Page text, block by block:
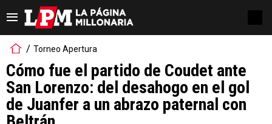
Torneo Apertura
Cómo fue el partido de Coudet ante
San Lorenzo: del desahogo en el gol
de Juanfer a un abrazo paternal con